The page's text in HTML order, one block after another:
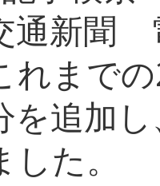
新聞
れまで
を追加
ま